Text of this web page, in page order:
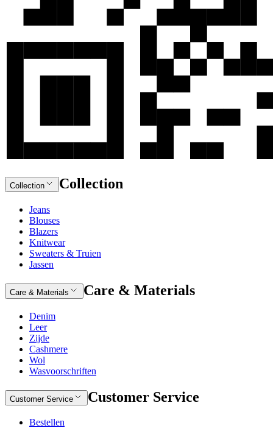
Collection Collection
Jeans
Blouses
Blazers
Knitwear
Sweaters & Truien
Jassen
Care & Materials Care & Materials
Denim
Leer
Zijde
Cashmere
Wol
Wasvoorschriften
Customer Service Customer Service
Bestellen